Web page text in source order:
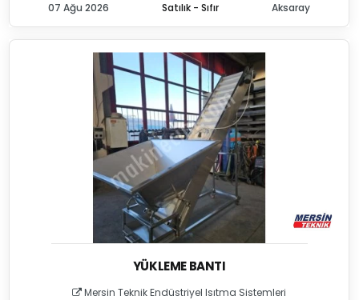
Satılık - Sıfır
07 Ağu 2026 Aksaray
YÜKLEME BANTI
Mersin Teknik Endüstriyel Isıtma Sistemleri